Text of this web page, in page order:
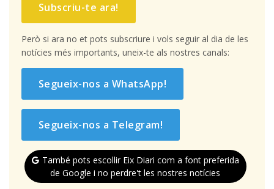
Subscriu-te ara!
Però si ara no et pots subscriure i vols seguir al dia de les
notícies més importants, uneix-te als nostres canals:
Segueix-nos a WhatsApp!
Segueix-nos a Telegram!
També pots escollir Eix Diari com a font preferida
de Google i no perdre't les nostres notícies